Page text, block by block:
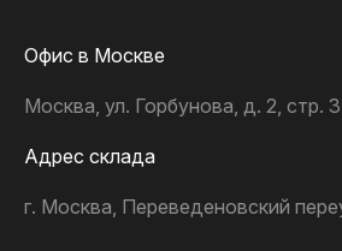
Офис в Москве
Москва, ул. Горбунова, д. 2, стр. 3
Адрес склада
г. Москва, Переведеновский